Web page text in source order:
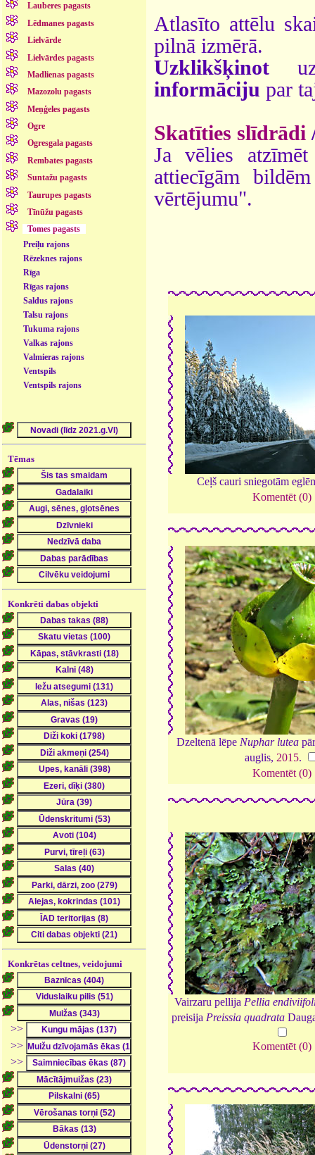
Lauberes pagasts
Lēdmanes pagasts
Lielvārde
Lielvārdes pagasts
Madlienas pagasts
Mazozolu pagasts
Meņģeles pagasts
Ogre
Ogresgala pagasts
Rembates pagasts
Suntažu pagasts
Taurupes pagasts
Tīnūžu pagasts
Tomes pagasts
Preiļu rajons
Rēzeknes rajons
Rīga
Rīgas rajons
Saldus rajons
Talsu rajons
Tukuma rajons
Valkas rajons
Valmieras rajons
Ventspils
Ventspils rajons
Tēmas
Konkrēti dabas objekti
Konkrētas celtnes, veidojumi
>>
>>
>>
Atlasīto attēlu
pilnā izmērā.
Uzklikšķinot
informāciju par
Skatīties slīdrādi
Ja vēlies
attiecīgām
vērtējumu".
Ceļš cauri sniegotām
Komentēt (0)
Dzeltenā lēpe Nuphar lutea
auglis, 2015.
Komentēt (0)
Vairzaru pellija Pellia
preisija Preissia quadrata
Komentēt (0)